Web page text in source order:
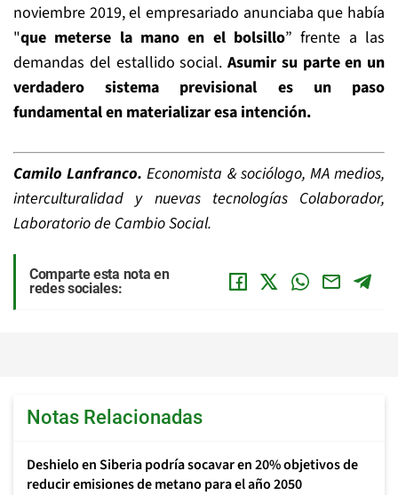
noviembre 2019, el empresariado anunciaba que había
"que meterse la mano en el bolsillo” frente a las
demandas del estallido social. Asumir su parte en un
verdadero sistema previsional es un paso
fundamental en materializar esa intención.
Camilo Lanfranco.Economista & sociólogo, MA medios,
interculturalidad y nuevas tecnologías Colaborador,
Laboratorio de Cambio Social.
Comparte esta nota en
redes sociales:
Notas Relacionadas
Deshielo en Siberia podría socavar en 20% objetivos de
reducir emisiones de metano para el año 2050